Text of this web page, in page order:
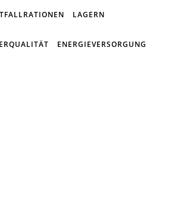
LAGERN
ENERGIEVERSORGUNG